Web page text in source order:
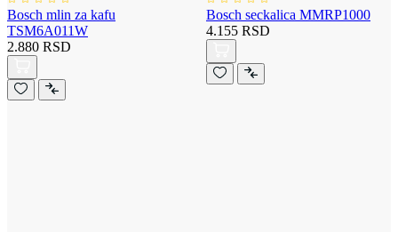
Bosch mlin za kafu
TSM6A011W
2.880 RSD
Bosch seckalica MMRP1000
4.155 RSD